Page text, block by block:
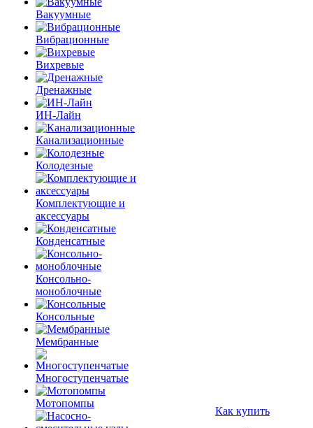
Вакуумные
Вибрационные
Вихревые
Дренажные
ИН-Лайн
Канализационные
Колодезные
Комплектующие и
аксессуары
Конденсатные
Консольно-
моноблочные
Консольные
Мембранные
Многоступенчатые
Мотопомпы
Как купить